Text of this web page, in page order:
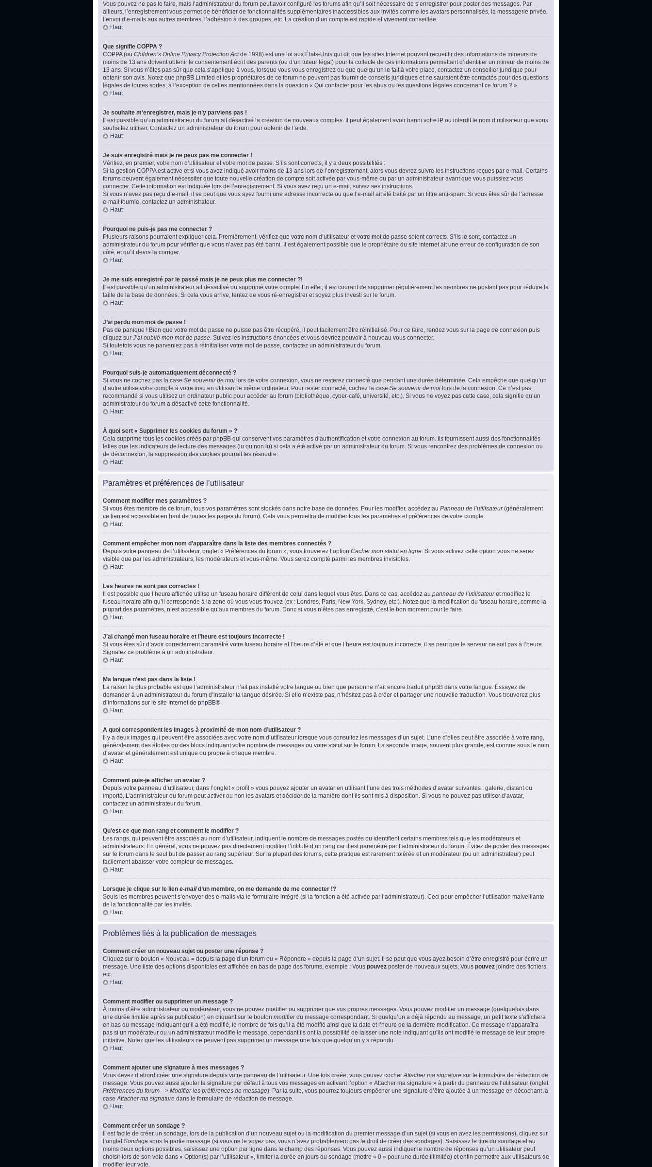
Vous pouvez ne pas le faire, mais l’administrateur du forum peut avoir configuré les forums afin qu’il soit nécessaire de s’enregistrer pour poster des messages. Par
ailleurs, l’enregistrement vous permet de bénéficier de fonctionnalités supplémentaires inaccessibles aux invités comme les avatars personnalisés, la messagerie privée,
l’envoi d’e-mails aux autres membres, l’adhésion à des groupes, etc. La création d’un compte est rapide et vivement conseillée.
Haut
Que signifie COPPA ?
COPPA (ou Children’s Online Privacy Protection Actde 1998) est une loi aux États-Unis qui dit que les sites Internet pouvant recueillir des informations de mineurs de
moins de 13 ans doivent obtenir le consentement écrit des parents (ou d’un tuteur légal) pour la collecte de ces informations permettant d’identifier un mineur de moins de
13 ans. Si vous n’êtes pas sûr que cela s’applique à vous, lorsque vous vous enregistrez ou que quelqu’un le fait à votre place, contactez un conseiller juridique pour
obtenir son avis. Notez que phpBB Limited et les propriétaires de ce forum ne peuvent pas fournir de conseils juridiques et ne sauraient être contactés pour des questions
légales de toutes sortes, à l’exception de celles mentionnées dans la question « Qui contacter pour les abus ou les questions légales concernant ce forum ? ».
Haut
Je souhaite m’enregistrer, mais je n’y parviens pas !
Il est possible qu’un administrateur du forum ait désactivé la création de nouveaux comptes. Il peut également avoir banni votre IP ou interdit le nom d’utilisateur que vous
souhaitez utiliser. Contactez un administrateur du forum pour obtenir de l’aide.
Haut
Je suis enregistré mais je ne peux pas me connecter !
Vérifiez, en premier, votre nom d’utilisateur et votre mot de passe. S’ils sont corrects, il y a deux possibilités :
Si la gestion COPPA est active et si vous avez indiqué avoir moins de 13 ans lors de l’enregistrement, alors vous devrez suivre les instructions reçues par e-mail. Certains
forums peuvent également nécessiter que toute nouvelle création de compte soit activée par vous-même ou par un administrateur avant que vous puissiez vous
connecter. Cette information est indiquée lors de l’enregistrement. Si vous avez reçu un e-mail, suivez ses instructions.
Si vous n’avez pas reçu d’e-mail, il se peut que vous ayez fourni une adresse incorrecte ou que l’e-mail ait été traité par un filtre anti-spam. Si vous êtes sûr de l’adresse
e-mail fournie, contactez un administrateur.
Haut
Pourquoi ne puis-je pas me connecter ?
Plusieurs raisons pourraient expliquer cela. Premièrement, vérifiez que votre nom d’utilisateur et votre mot de passe soient corrects. S’ils le sont, contactez un
administrateur du forum pour vérifier que vous n’avez pas été banni. Il est également possible que le propriétaire du site Internet ait une erreur de configuration de son
côté, et qu’il devra la corriger.
Haut
Je me suis enregistré par le passé mais je ne peux plus me connecter ?!
Il est possible qu’un administrateur ait désactivé ou supprimé votre compte. En effet, il est courant de supprimer régulièrement les membres ne postant pas pour réduire la
taille de la base de données. Si cela vous arrive, tentez de vous ré-enregistrer et soyez plus investi sur le forum.
Haut
J’ai perdu mon mot de passe !
Pas de panique ! Bien que votre mot de passe ne puisse pas être récupéré, il peut facilement être réinitialisé. Pour ce faire, rendez vous sur la page de connexion puis
cliquez sur J’ai oublié mon mot de passe. Suivez les instructions énoncées et vous devriez pouvoir à nouveau vous connecter.
Si toutefois vous ne parveniez pas à réinitialiser votre mot de passe, contactez un administrateur du forum.
Haut
Pourquoi suis-je automatiquement déconnecté ?
Si vous ne cochez pas la case Se souvenir de moi lors de votre connexion, vous ne resterez connecté que pendant une durée déterminée. Cela empêche que quelqu’un
d’autre utilise votre compte à votre insu en utilisant le même ordinateur. Pour rester connecté, cochez la case Se souvenir de moi lors de la connexion. Ce n’est pas
recommandé si vous utilisez un ordinateur public pour accéder au forum (bibliothèque, cyber-café, université, etc.). Si vous ne voyez pas cette case, cela signifie qu’un
administrateur du forum a désactivé cette fonctionnalité.
Haut
À quoi sert « Supprimer les cookies du forum » ?
Cela supprime tous les cookies créés par phpBB qui conservent vos paramètres d’authentification et votre connexion au forum. Ils fournissent aussi des fonctionnalités
telles que les indicateurs de lecture des messages (lu ou non lu) si cela a été activé par un administrateur du forum. Si vous rencontrez des problèmes de connexion ou
de déconnexion, la suppression des cookies pourrait les résoudre.
Haut
Paramètres et préférences de l’utilisateur
Comment modifier mes paramètres ?
Si vous êtes membre de ce forum, tous vos paramètres sont stockés dans notre base de données. Pour les modifier, accédez au Panneau de l’utilisateur(généralement
ce lien est accessible en haut de toutes les pages du forum). Cela vous permettra de modifier tous les paramètres et préférences de votre compte.
Haut
Comment empêcher mon nom d’apparaître dans la liste des membres connectés ?
Depuis votre panneau de l’utilisateur, onglet « Préférences du forum », vous trouverez l’option Cacher mon statut en ligne. Si vous activez cette option vous ne serez
visible que par les administrateurs, les modérateurs et vous-même. Vous serez compté parmi les membres invisibles.
Haut
Les heures ne sont pas correctes !
Il est possible que l’heure affichée utilise un fuseau horaire différent de celui dans lequel vous êtes. Dans ce cas, accédez au panneau de l’utilisateuret modifiez le
fuseau horaire afin qu’il corresponde à la zone où vous vous trouvez (ex : Londres, Paris, New York, Sydney, etc.). Notez que la modification du fuseau horaire, comme la
plupart des paramètres, n’est accessible qu’aux membres du forum. Donc si vous n’êtes pas enregistré, c’est le bon moment pour le faire.
Haut
J’ai changé mon fuseau horaire et l’heure est toujours incorrecte !
Si vous êtes sûr d’avoir correctement paramétré votre fuseau horaire et l’heure d’été et que l’heure est toujours incorrecte, il se peut que le serveur ne soit pas à l’heure.
Signalez ce problème à un administrateur.
Haut
Ma langue n’est pas dans la liste !
La raison la plus probable est que l’administrateur n’ait pas installé votre langue ou bien que personne n’ait encore traduit phpBB dans votre langue. Essayez de
demander à un administrateur du forum d’installer la langue désirée. Si elle n’existe pas, n’hésitez pas à créer et partager une nouvelle traduction. Vous trouverez plus
d’informations sur le site Internet de phpBB®.
Haut
A quoi correspondent les images à proximité de mon nom d’utilisateur ?
Il y a deux images qui peuvent être associées avec votre nom d’utilisateur lorsque vous consultez les messages d’un sujet. L’une d’elles peut être associée à votre rang,
généralement des étoiles ou des blocs indiquant votre nombre de messages ou votre statut sur le forum. La seconde image, souvent plus grande, est connue sous le nom
d’avatar et généralement est unique ou propre à chaque membre.
Haut
Comment puis-je afficher un avatar ?
Depuis votre panneau d’utilisateur, dans l’onglet « profil » vous pouvez ajouter un avatar en utilisant l’une des trois méthodes d’avatar suivantes : galerie, distant ou
importé. L’administrateur du forum peut activer ou non les avatars et décider de la manière dont ils sont mis à disposition. Si vous ne pouvez pas utiliser d’avatar,
contactez un administrateur du forum.
Haut
Qu’est-ce que mon rang et comment le modifier ?
Les rangs, qui peuvent être associés au nom d’utilisateur, indiquent le nombre de messages postés ou identifient certains membres tels que les modérateurs et
administrateurs. En général, vous ne pouvez pas directement modifier l’intitulé d’un rang car il est paramétré par l’administrateur du forum. Évitez de poster des messages
sur le forum dans le seul but de passer au rang supérieur. Sur la plupart des forums, cette pratique est rarement tolérée et un modérateur (ou un administrateur) peut
facilement abaisser votre compteur de messages.
Haut
Lorsque je clique sur le lien e-maild’un membre, on me demande de me connecter !?
Seuls les membres peuvent s’envoyer des e-mails via le formulaire intégré (si la fonction a été activée par l’administrateur). Ceci pour empêcher l’utilisation malveillante
de la fonctionnalité par les invités.
Haut
Problèmes liés à la publication de messages
Comment créer un nouveau sujet ou poster une réponse ?
Cliquez sur le bouton « Nouveau » depuis la page d’un forum ou « Répondre » depuis la page d’un sujet. Il se peut que vous ayez besoin d’être enregistré pour écrire un
message. Une liste des options disponibles est affichée en bas de page des forums, exemple : Vous pouvez poster de nouveaux sujets, Vous pouvez joindre des fichiers,
etc.
Haut
Comment modifier ou supprimer un message ?
À moins d’être administrateur ou modérateur, vous ne pouvez modifier ou supprimer que vos propres messages. Vous pouvez modifier un message (quelquefois dans
une durée limitée après sa publication) en cliquant sur le bouton modifierdu message correspondant. Si quelqu’un a déjà répondu au message, un petit texte s’affichera
en bas du message indiquant qu’il a été modifié, le nombre de fois qu’il a été modifié ainsi que la date et l’heure de la dernière modification. Ce message n’apparaîtra
pas si un modérateur ou un administrateur modifie le message, cependant ils ont la possibilité de laisser une note indiquant qu’ils ont modifié le message de leur propre
initiative. Notez que les utilisateurs ne peuvent pas supprimer un message une fois que quelqu’un y a répondu.
Haut
Comment ajouter une signature à mes messages ?
Vous devez d’abord créer une signature depuis votre panneau de l’utilisateur. Une fois créée, vous pouvez cocherAttacher ma signature sur le formulaire de rédaction de
message. Vous pouvez aussi ajouter la signature par défaut à tous vos messages en activant l’option « Attacher ma signature » à partir du panneau de l’utilisateur (onglet
Préférences du forum --> Modifier les préférences de message). Par la suite, vous pourrez toujours empêcher une signature d’être ajoutée à un message en décochant la
caseAttacher ma signature dans le formulaire de rédaction de message.
Haut
Comment créer un sondage ?
Il est facile de créer un sondage, lors de la publication d’un nouveau sujet ou la modification du premier message d’un sujet (si vous en avez les permissions), cliquez sur
l’ongletSondage sous la partie message (si vous ne le voyez pas, vous n’avez probablement pas le droit de créer des sondages). Saisissez le titre du sondage et au
moins deux options possibles, saisissez une option par ligne dans le champ des réponses. Vous pouvez aussi indiquer le nombre de réponses qu’un utilisateur peut
choisir lors de son vote dans « Option(s) par l’utilisateur », limiter la durée en jours du sondage (mettre « 0 » pour une durée illimitée) et enfin permettre aux utilisateurs de
modifier leur vote.